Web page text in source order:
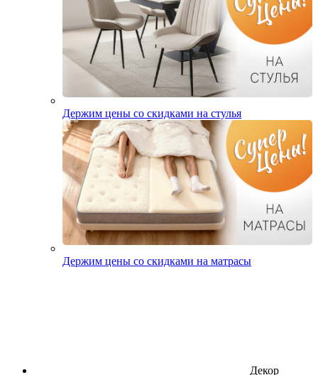
Держим цены со скидками на стулья
Держим цены со скидками на матрасы
Декор